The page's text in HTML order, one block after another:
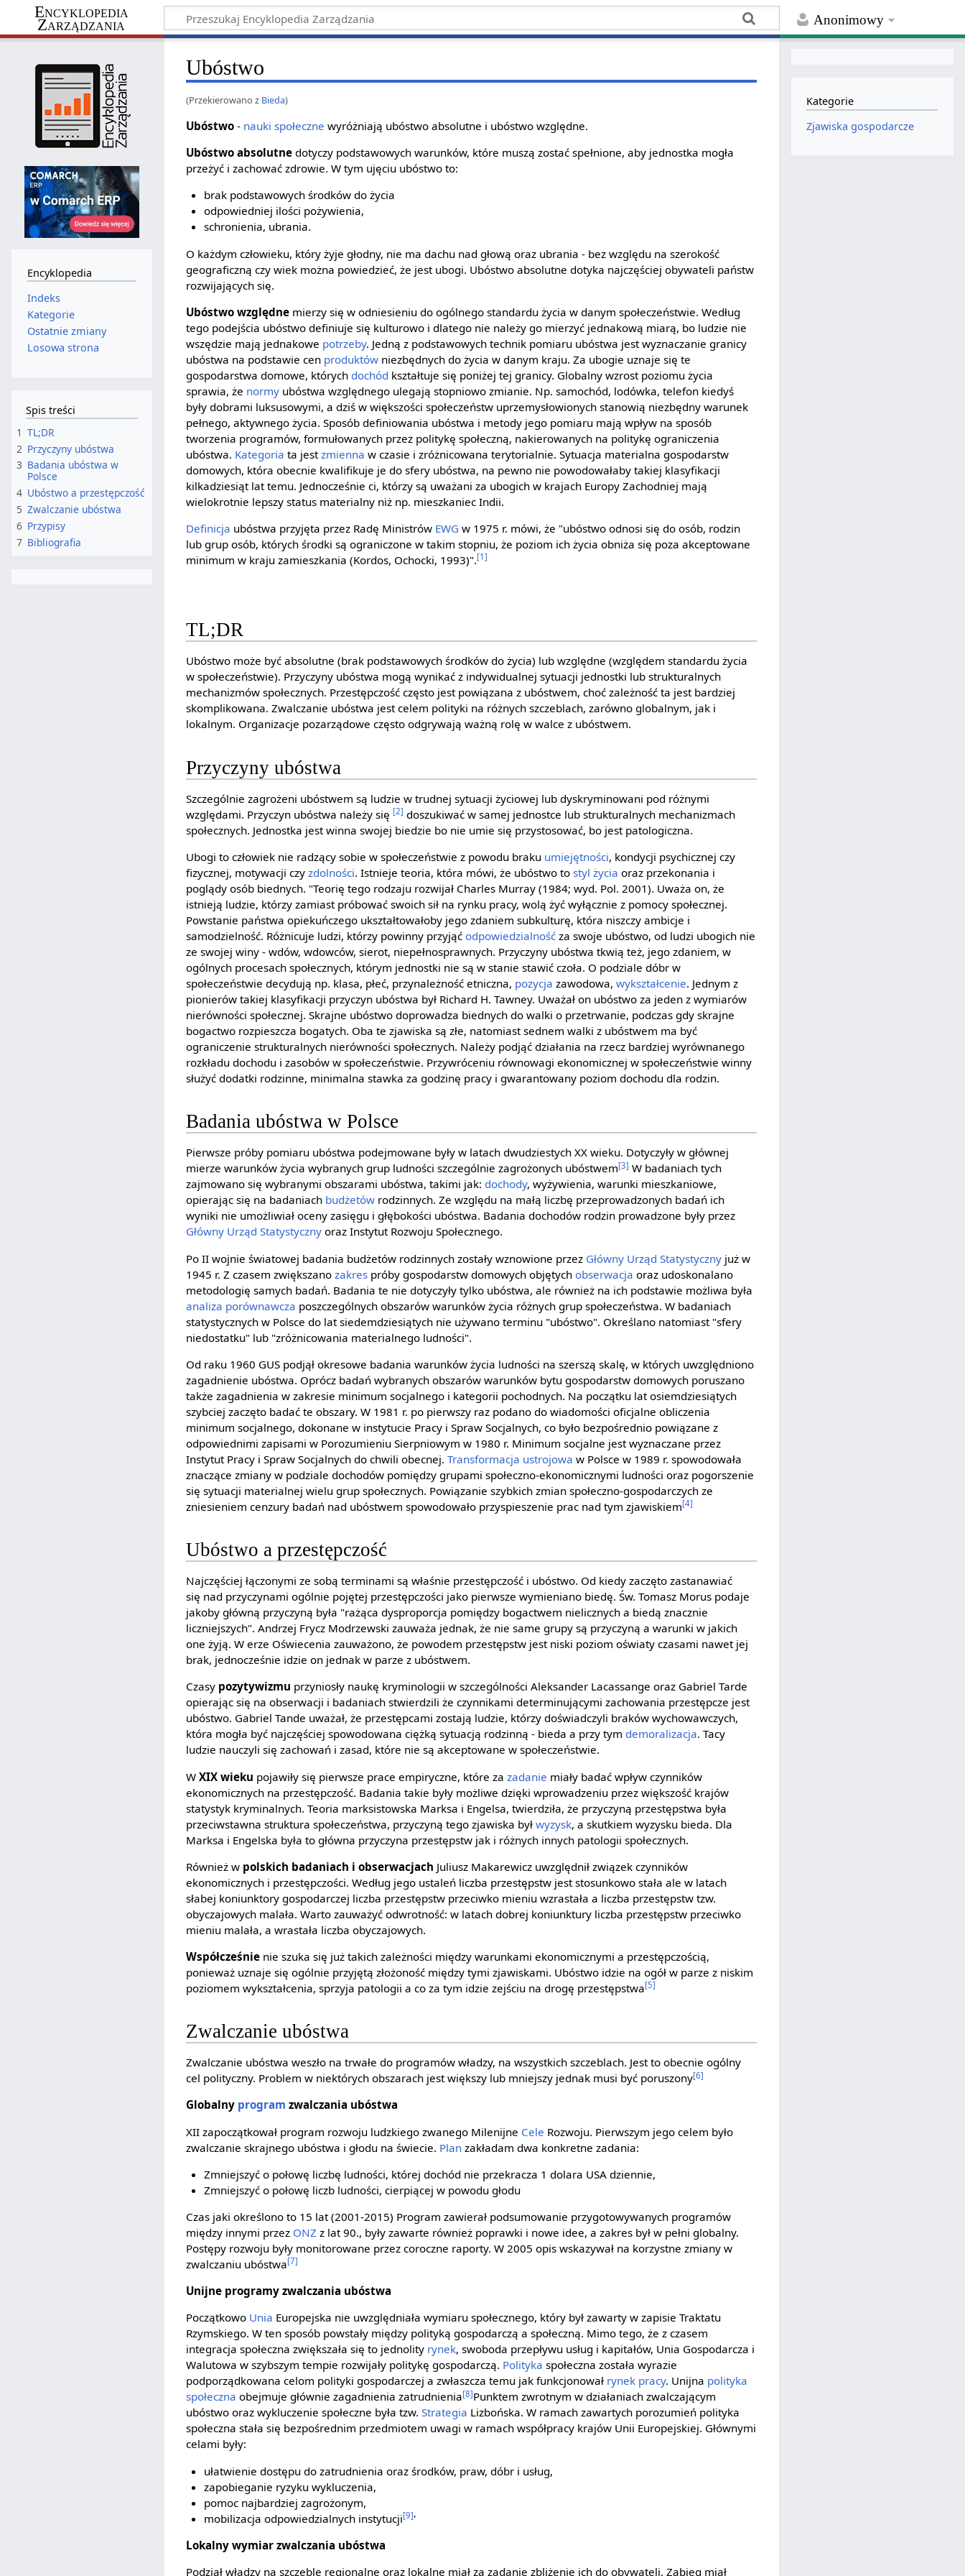
Anonimowy
Encyklopedia
Zarządzania
Ubóstwo
(Przekierowano z Bieda)
Ubóstwo - nauki społeczne wyróżniają ubóstwo absolutne i ubóstwo względne.
Ubóstwo absolutne dotyczy podstawowych warunków, które muszą zostać spełnione, aby jednostka mogła
przeżyć i zachować zdrowie. W tym ujęciu ubóstwo to:
brak podstawowych środków do życia
odpowiedniej ilości pożywienia,
schronienia, ubrania.
O każdym człowieku, który żyje głodny, nie ma dachu nad głową oraz ubrania - bez względu na szerokość
geograficzną czy wiek można powiedzieć, że jest ubogi. Ubóstwo absolutne dotyka najczęściej obywateli państw
rozwijających się.
Ubóstwo względne mierzy się w odniesieniu do ogólnego standardu życia w danym społeczeństwie. Według
tego podejścia ubóstwo definiuje się kulturowo i dlatego nie należy go mierzyć jednakową miarą, bo ludzie nie
wszędzie mają jednakowe potrzeby. Jedną z podstawowych technik pomiaru ubóstwa jest wyznaczanie granicy
ubóstwa na podstawie cen produktów niezbędnych do życia w danym kraju. Za ubogie uznaje się te
gospodarstwa domowe, których dochód kształtuje się poniżej tej granicy. Globalny wzrost poziomu życia
sprawia, że normy ubóstwa względnego ulegają stopniowo zmianie. Np. samochód, lodówka, telefon kiedyś
były dobrami luksusowymi, a dziś w większości społeczeństw uprzemysłowionych stanowią niezbędny warunek
pełnego, aktywnego życia. Sposób definiowania ubóstwa i metody jego pomiaru mają wpływ na sposób
tworzenia programów, formułowanych przez politykę społeczną, nakierowanych na politykę ograniczenia
ubóstwa. Kategoria ta jestzmienna w czasie i zróżnicowana terytorialnie. Sytuacja materialna gospodarstw
domowych, która obecnie kwalifikuje je do sfery ubóstwa, na pewno nie powodowałaby takiej klasyfikacji
kilkadziesiąt lat temu. Jednocześnie ci, którzy są uważani za ubogich w krajach Europy Zachodniej mają
wielokrotnie lepszy status materialny niż np. mieszkaniec Indii.
Definicja ubóstwa przyjęta przez Radę Ministrów EWG w 1975 r. mówi, że "ubóstwo odnosi się do osób, rodzin
lub grup osób, których środki są ograniczone w takim stopniu, że poziom ich życia obniża się poza akceptowane
minimum w kraju zamieszkania (Kordos, Ochocki, 1993)".[1]
TL;DR
Ubóstwo może być absolutne (brak podstawowych środków do życia) lub względne (względem standardu życia
w społeczeństwie). Przyczyny ubóstwa mogą wynikać z indywidualnej sytuacji jednostki lub strukturalnych
mechanizmów społecznych. Przestępczość często jest powiązana z ubóstwem, choć zależność ta jest bardziej
skomplikowana. Zwalczanie ubóstwa jest celem polityki na różnych szczeblach, zarówno globalnym, jak i
lokalnym. Organizacje pozarządowe często odgrywają ważną rolę w walce z ubóstwem.
Przyczyny ubóstwa
Szczególnie zagrożeni ubóstwem są ludzie w trudnej sytuacji życiowej lub dyskryminowani pod różnymi
względami. Przyczyn ubóstwa należy się [2] doszukiwać w samej jednostce lub strukturalnych mechanizmach
społecznych. Jednostka jest winna swojej biedzie bo nie umie się przystosować, bo jest patologiczna.
Ubogi to człowiek nie radzący sobie w społeczeństwie z powodu braku umiejętności, kondycji psychicznej czy
fizycznej, motywacji czyzdolności. Istnieje teoria, która mówi, że ubóstwo tostyl życia oraz przekonania i
poglądy osób biednych. "Teorię tego rodzaju rozwijał Charles Murray (1984; wyd. Pol. 2001). Uważa on, że
istnieją ludzie, którzy zamiast próbować swoich sił na rynku pracy, wolą żyć wyłącznie z pomocy społecznej.
Powstanie państwa opiekuńczego ukształtowałoby jego zdaniem subkulturę, która niszczy ambicje i
samodzielność. Różnicuje ludzi, którzy powinny przyjąćodpowiedzialność za swoje ubóstwo, od ludzi ubogich nie
ze swojej winy - wdów, wdowców, sierot, niepełnosprawnych. Przyczyny ubóstwa tkwią też, jego zdaniem, w
ogólnych procesach społecznych, którym jednostki nie są w stanie stawić czoła. O podziale dóbr w
społeczeństwie decydują np. klasa, płeć, przynależność etniczna, pozycja zawodowa,wykształcenie. Jednym z
pionierów takiej klasyfikacji przyczyn ubóstwa był Richard H. Tawney. Uważał on ubóstwo za jeden z wymiarów
nierówności społecznej. Skrajne ubóstwo doprowadza biednych do walki o przetrwanie, podczas gdy skrajne
bogactwo rozpieszcza bogatych. Oba te zjawiska są złe, natomiast sednem walki z ubóstwem ma być
ograniczenie strukturalnych nierówności społecznych. Należy podjąć działania na rzecz bardziej wyrównanego
rozkładu dochodu i zasobów w społeczeństwie. Przywróceniu równowagi ekonomicznej w społeczeństwie winny
służyć dodatki rodzinne, minimalna stawka za godzinę pracy i gwarantowany poziom dochodu dla rodzin.
Badania ubóstwa w Polsce
Pierwsze próby pomiaru ubóstwa podejmowane były w latach dwudziestych XX wieku. Dotyczyły w głównej
mierze warunków życia wybranych grup ludności szczególnie zagrożonych ubóstwem[3] W badaniach tych
zajmowano się wybranymi obszarami ubóstwa, takimi jak: dochody, wyżywienia, warunki mieszkaniowe,
opierając się na badaniach budżetów rodzinnych. Ze względu na małą liczbę przeprowadzonych badań ich
wyniki nie umożliwiał oceny zasięgu i głębokości ubóstwa. Badania dochodów rodzin prowadzone były przez
Główny Urząd Statystyczny oraz Instytut Rozwoju Społecznego.
Po II wojnie światowej badania budżetów rodzinnych zostały wznowione przez Główny Urząd Statystyczny już w
1945 r. Z czasem zwiększanozakres próby gospodarstw domowych objętychobserwacja oraz udoskonalano
metodologię samych badań. Badania te nie dotyczyły tylko ubóstwa, ale również na ich podstawie możliwa była
analiza porównawcza poszczególnych obszarów warunków życia różnych grup społeczeństwa. W badaniach
statystycznych w Polsce do lat siedemdziesiątych nie używano terminu "ubóstwo". Określano natomiast "sfery
niedostatku" lub "zróżnicowania materialnego ludności".
Od raku 1960 GUS podjął okresowe badania warunków życia ludności na szerszą skalę, w których uwzględniono
zagadnienie ubóstwa. Oprócz badań wybranych obszarów warunków bytu gospodarstw domowych poruszano
także zagadnienia w zakresie minimum socjalnego i kategorii pochodnych. Na początku lat osiemdziesiątych
szybciej zaczęto badać te obszary. W 1981 r. po pierwszy raz podano do wiadomości oficjalne obliczenia
minimum socjalnego, dokonane w instytucie Pracy i Spraw Socjalnych, co było bezpośrednio powiązane z
odpowiednimi zapisami w Porozumieniu Sierpniowym w 1980 r. Minimum socjalne jest wyznaczane przez
Instytut Pracy i Spraw Socjalnych do chwili obecnej.Transformacja ustrojowa w Polsce w 1989 r. spowodowała
znaczące zmiany w podziale dochodów pomiędzy grupami społeczno-ekonomicznymi ludności oraz pogorszenie
się sytuacji materialnej wielu grup społecznych. Powiązanie szybkich zmian społeczno-gospodarczych ze
zniesieniem cenzury badań nad ubóstwem spowodowało przyspieszenie prac nad tym zjawiskiem[4]
Ubóstwo a przestępczość
Najczęściej łączonymi ze sobą terminami są właśnie przestępczość i ubóstwo. Od kiedy zaczęto zastanawiać
się nad przyczynami ogólnie pojętej przestępczości jako pierwsze wymieniano biedę. Św. Tomasz Morus podaje
jakoby główną przyczyną była "rażąca dysproporcja pomiędzy bogactwem nielicznych a biedą znacznie
liczniejszych". Andrzej Frycz Modrzewski zauważa jednak, że nie same grupy są przyczyną a warunki w jakich
one żyją. W erze Oświecenia zauważono, że powodem przestępstw jest niski poziom oświaty czasami nawet jej
brak, jednocześnie idzie on jednak w parze z ubóstwem.
Czasy pozytywizmu przyniosły naukę kryminologii w szczególności Aleksander Lacassange oraz Gabriel Tarde
opierając się na obserwacji i badaniach stwierdzili że czynnikami determinującymi zachowania przestępcze jest
ubóstwo. Gabriel Tande uważał, że przestępcami zostają ludzie, którzy doświadczyli braków wychowawczych,
która mogła być najczęściej spowodowana ciężką sytuacją rodzinną - bieda a przy tym demoralizacja. Tacy
ludzie nauczyli się zachowań i zasad, które nie są akceptowane w społeczeństwie.
WXIX wieku pojawiły się pierwsze prace empiryczne, które zazadanie miały badać wpływ czynników
ekonomicznych na przestępczość. Badania takie były możliwe dzięki wprowadzeniu przez większość krajów
statystyk kryminalnych. Teoria marksistowska Marksa i Engelsa, twierdziła, że przyczyną przestępstwa była
przeciwstawna struktura społeczeństwa, przyczyną tego zjawiska byłwyzysk, a skutkiem wyzysku bieda. Dla
Marksa i Engelska była to główna przyczyna przestępstw jak i różnych innych patologii społecznych.
Również w polskich badaniach i obserwacjach Juliusz Makarewicz uwzględnił związek czynników
ekonomicznych i przestępczości. Według jego ustaleń liczba przestępstw jest stosunkowo stała ale w latach
słabej koniunktory gospodarczej liczba przestępstw przeciwko mieniu wzrastała a liczba przestępstw tzw.
obyczajowych malała. Warto zauważyć odwrotność: w latach dobrej koniunktury liczba przestępstw przeciwko
mieniu malała, a wrastała liczba obyczajowych.
Współcześnie nie szuka się już takich zależności między warunkami ekonomicznymi a przestępczością,
ponieważ uznaje się ogólnie przyjętą złożoność między tymi zjawiskami. Ubóstwo idzie na ogół w parze z niskim
poziomem wykształcenia, sprzyja patologii a co za tym idzie zejściu na drogę przestępstwa[5]
Zwalczanie ubóstwa
Zwalczanie ubóstwa weszło na trwałe do programów władzy, na wszystkich szczeblach. Jest to obecnie ogólny
cel polityczny. Problem w niektórych obszarach jest większy lub mniejszy jednak musi być poruszony[6]
Globalny program zwalczania ubóstwa
XII zapoczątkował program rozwoju ludzkiego zwanego Milenijne Cele Rozwoju. Pierwszym jego celem było
zwalczanie skrajnego ubóstwa i głodu na świecie. Plan zakładam dwa konkretne zadania:
Zmniejszyć o połowę liczbę ludności, której dochód nie przekracza 1 dolara USA dziennie,
Zmniejszyć o połowę liczb ludności, cierpiącej w powodu głodu
Czas jaki określono to 15 lat (2001-2015) Program zawierał podsumowanie przygotowywanych programów
między innymi przez ONZ z lat 90., były zawarte również poprawki i nowe idee, a zakres był w pełni globalny.
Postępy rozwoju były monitorowane przez coroczne raporty. W 2005 opis wskazywał na korzystne zmiany w
zwalczaniu ubóstwa[7]
Unijne programy zwalczania ubóstwa
Początkowo Unia Europejska nie uwzględniała wymiaru społecznego, który był zawarty w zapisie Traktatu
Rzymskiego. W ten sposób powstały między polityką gospodarczą a społeczną. Mimo tego, że z czasem
integracja społeczna zwiększała się to jednolity rynek, swoboda przepływu usług i kapitałów, Unia Gospodarcza i
Walutowa w szybszym tempie rozwijały politykę gospodarczą. Polityka społeczna została wyrazie
podporządkowana celom polityki gospodarczej a zwłaszcza temu jak funkcjonował rynek pracy. Unijna polityka
społeczna obejmuje głównie zagadnienia zatrudnienia[8]Punktem zwrotnym w działaniach zwalczającym
ubóstwo oraz wykluczenie społeczne była tzw.Strategia Lizbońska. W ramach zawartych porozumień polityka
społeczna stała się bezpośrednim przedmiotem uwagi w ramach współpracy krajów Unii Europejskiej. Głównymi
celami były:
ułatwienie dostępu do zatrudnienia oraz środków, praw, dóbr i usług,
zapobieganie ryzyku wykluczenia,
pomoc najbardziej zagrożonym,
mobilizacja odpowiedzialnych instytucji[9]'
Lokalny wymiar zwalczania ubóstwa
Podział władzy na szczeble regionalne oraz lokalne miał za zadanie zbliżenie ich do obywateli. Zabieg miał
Encyklopedia
Indeks
Kategorie
Ostatnie zmiany
Losowa strona
Spis treści
1 TL;DR
2 Przyczyny ubóstwa
3 Badania ubóstwa w
Polsce
4 Ubóstwo a przestępczość
5 Zwalczanie ubóstwa
6 Przypisy
7 Bibliografia
Kategorie
Zjawiska gospodarcze